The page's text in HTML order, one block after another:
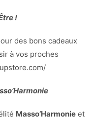
!
des bons cadeaux
à vos proches
Masso’Harmonie et